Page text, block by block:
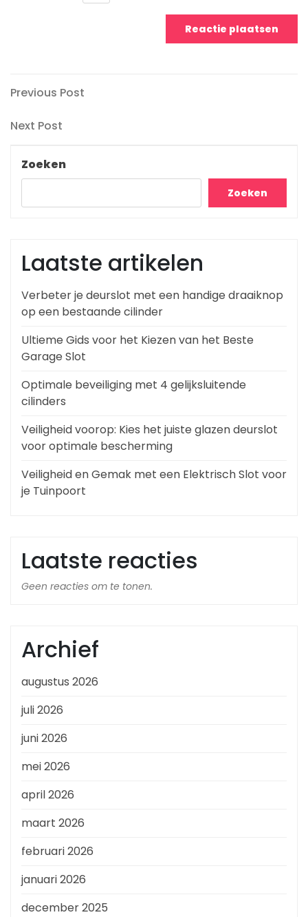
Berichtnavigatie
Previous
Previous Post
Next
Next Post
Zoeken
Zoeken
Laatste artikelen
Verbeter je deurslot met een handige draaiknop
op een bestaande cilinder
Ultieme Gids voor het Kiezen van het Beste
Garage Slot
Optimale beveiliging met 4 gelijksluitende
cilinders
Veiligheid voorop: Kies het juiste glazen deurslot
voor optimale bescherming
Veiligheid en Gemak met een Elektrisch Slot voor
je Tuinpoort
Laatste reacties
Geen reacties om te tonen.
Archief
augustus 2026
juli 2026
juni 2026
mei 2026
april 2026
maart 2026
februari 2026
januari 2026
december 2025